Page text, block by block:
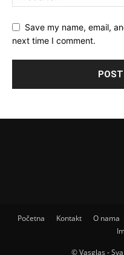
Save my name, email,
next time I comment.
Početna Kontakt O nama
© Vasglas -